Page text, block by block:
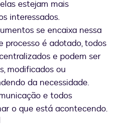
estejam mais
interessados.
se encaixa nessa
processo é adotado, todos
e podem ser
modificados ou
da necessidade.
e todos
o que está acontecendo.